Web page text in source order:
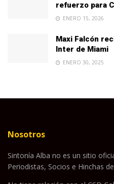
refuerzo para
ENERO 15, 2026
Maxi Falcón
Inter de Miami
ENERO 30, 2025
Nosotros
Sintonía Alba no es un sitio
Periodistas, Socios e Hinchas